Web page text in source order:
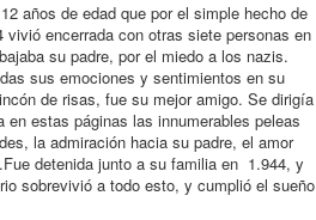
años de edad que por el simple hecho de
encerrada con otras siete personas en
su padre, por el miedo a los nazis.
sus emociones y sentimientos en su
de risas, fue su mejor amigo. Se dirigía
en estas páginas las innumerables peleas
la admiración hacia su padre, el amor
detenida junto a su familia en 1.944, y
sobrevivió a todo esto, y cumplió el sueño